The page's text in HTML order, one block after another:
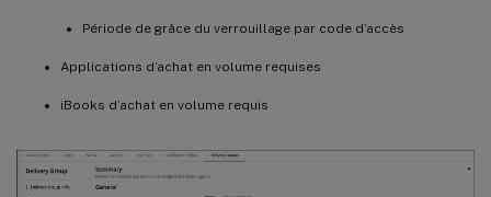
Période de grâce du verrouillage par code d’accès
Applications d’achat en volume requises
iBooks d’achat en volume requis